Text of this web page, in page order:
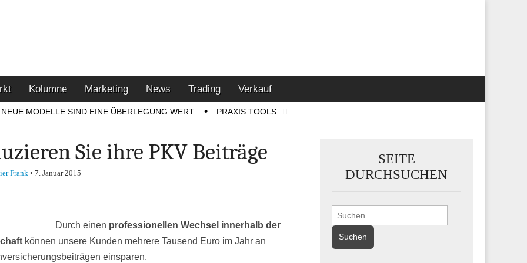
Kolumne Marketing News Trading Verkauf
NEUE MODELLE SIND EINE ÜBERLEGUNG WERT PRAXIS TOOLS
Sie ihre PKV Beiträge
Frank• 7. Januar 2015
Durch einen professionellen Wechsel innerhalb der
können unsere Kunden mehrere Tausend Euro im Jahr an
einsparen.
SEITE
DURCHSUCHEN
Suchen
nach: